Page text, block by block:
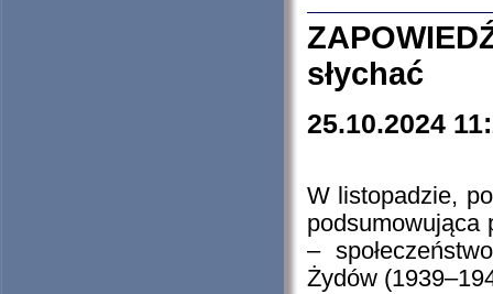
słychać
25.10.2024
W listopadzie,
podsumowująca
–
Żydów